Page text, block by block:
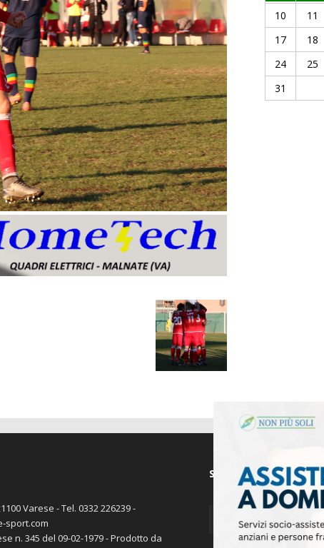
10
11
17
18
24
25
31
Varese - Tel. 0332 226239 -
sport.com
n. 345 del 09-02-1979 - Prodotto da
SEGUICI